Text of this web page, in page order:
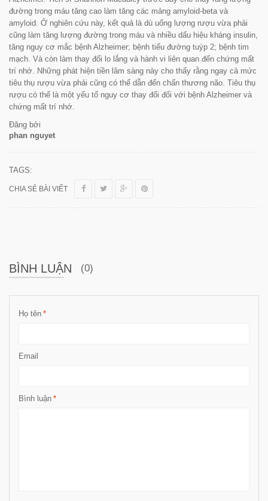
đường trong máu tăng cao làm tăng các mảng amyloid-beta và
amyloid. Ở nghiên cứu này, kết quả là dù uống lượng rượu vừa phải
cũng làm tăng lượng đường trong máu và nhiều dấu hiệu kháng insulin,
tăng nguy cơ mắc bệnh Alzheimer; bệnh tiểu đường tuýp 2; bệnh tim
mạch. Và còn làm thay đổi lo lắng và hành vi liên quan đến chứng mất
trí nhớ. Những phát hiện tiền lâm sàng này cho thấy rằng ngay cả mức
tiêu thụ rượu vừa phải cũng có thể dẫn đến chấn thương não. Tiêu thụ
rượu có thể là một yếu tố nguy cơ thay đổi đối với bệnh Alzheimer và
chứng mất trí nhớ.
Đăng bởi
phan nguyet
TAGS:
CHIA SẺ BÀI VIẾT
BÌNH LUẬN (0)
*
Họ tên
Email
*
Bình luận